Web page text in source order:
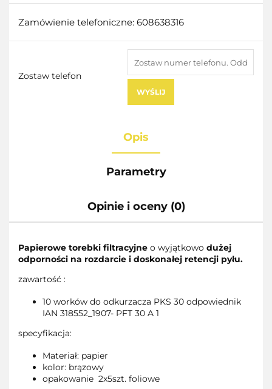
Zamówienie telefoniczne: 608638316
Zostaw telefon
WYŚLIJ
Opis
Parametry
Opinie i oceny (0)
Papierowe torebki filtracyjne o wyjątkowo dużej
odporności na rozdarcie i doskonałej retencji pyłu.
zawartość :
10 worków do odkurzacza PKS 30 odpowiednik
IAN 318552_1907- PFT 30 A 1
specyfikacja:
Materiał: papier
kolor: brązowy
opakowanie 2x5szt. foliowe